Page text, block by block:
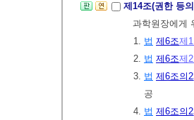
제14조(권한 등
과학원장에게
1. 법 제6조제
2. 법 제6조제
3. 법 제6조의2
공
4. 법 제6조의2